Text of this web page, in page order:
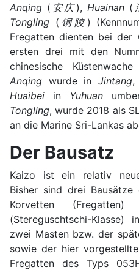
Anqing ( 安庆), Huainan(
Tongling ( 铜陵 )
Fregatten dienten bei
ersten drei mit den
chinesische
Anqing wurde inJintang,
Huaibei in Yuhuan
Tongling, wurde 2018 als
an die Marine Sri-Lankas
Der Bausatz
Kaizo ist ein relativ
Bisher sind drei Bausätze
Korvetten
(Stereguschtschi-
zwei Masten bzw. der
sowie der hier
Fregatten des Typs